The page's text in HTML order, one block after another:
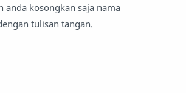
anda kosongkan saja nama
tulisan tangan.